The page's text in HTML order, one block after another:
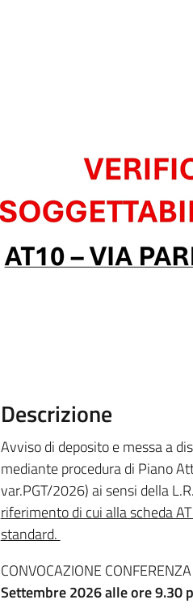
Descrizione
Avviso di deposito e messa a
mediante procedura di Piano
var.PGT/2026) ai sensi della
riferimento di cui alla scheda
standard.
CONVOCAZIONE
Settembre 2026 alle ore 9.30